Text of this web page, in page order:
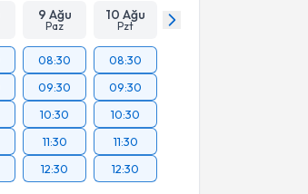
9 Ağu
Paz
10 Ağu
Pzt
08:30
09:30
10:30
11:30
12:30
08:30
09:30
10:30
11:30
12:30